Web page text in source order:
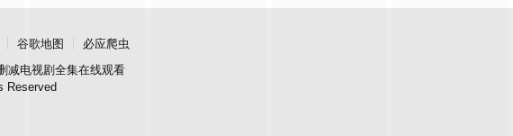
谷歌地图
必应爬虫
减电视剧全集在线观看
Reserved